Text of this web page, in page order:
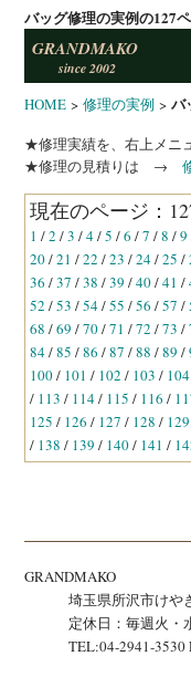
バッグ修理の実例の127ペ
GRANDMAKO
since 2002
HOME >修理の実例 >バ
★修理実績を、右上メニ
★修理の見積りは →
現在のページ：
1 /2 /3 /4/5 /6 /7 /8 /9
20/21 /22 /23 /24/25 /
36 /37 /38 /39 /40/41 /
52 /53 /54/55 /56 /57 /
68 /69 /70/71 /72 /73 /
84/85 /86 /87 /88 /89 /
100/ 101 / 102 / 103 / 104
/ 113 / 114/ 115 / 116 /
125 / 126 / 127 / 128 / 129
/ 138 / 139 / 140/ 141 /
GRANDMAKO
埼玉県所沢市けや
定休日：毎週火・
TEL:04-2941-3530